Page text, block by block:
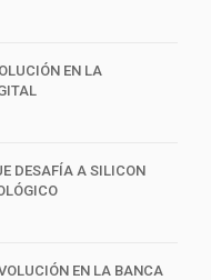
EN LA
DESAFÍA A SILICON
EN LA BANCA